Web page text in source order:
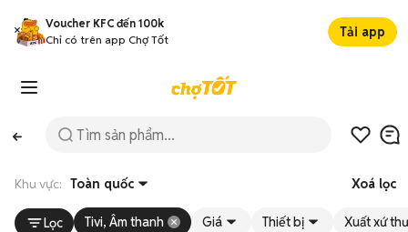
Voucher KFC đến 100k
Chỉ có trên app Chợ Tốt
Tải app
Khu vực: Toàn quốc Xoá lọc
Lọc Tivi, Âm thanh Giá Thiết bị Xuất xứ